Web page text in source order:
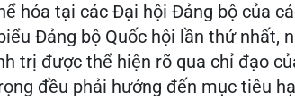
hóa tại các Đại hội Đảng bộ của
Đảng bộ Quốc hội lần thứ nhất,
trị được thể hiện rõ qua chỉ đạo
đều phải hướng đến mục tiêu